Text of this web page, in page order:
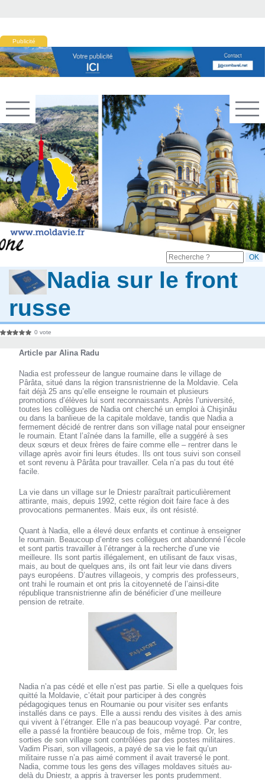
Publicité
Nadia sur le front
russe
0 vote
Article par Alina Radu
Nadia est professeur de langue roumaine dans le village de
Pârâta, situé dans la région transnistrienne de la Moldavie. Cela
fait déjà 25 ans qu’elle enseigne le roumain et plusieurs
promotions d’élèves lui sont reconnaissants. Après l’université,
toutes les collègues de Nadia ont cherché un emploi à Chişinău
ou dans la banlieue de la capitale moldave, tandis que Nadia a
fermement décidé de rentrer dans son village natal pour enseigner
le roumain. Etant l’aînée dans la famille, elle a suggéré à ses
deux sœurs et deux frères de faire comme elle – rentrer dans le
village après avoir fini leurs études. Ils ont tous suivi son conseil
et sont revenu à Pârâta pour travailler. Cela n’a pas du tout été
facile.
La vie dans un village sur le Dniestr paraîtrait particulièrement
attirante, mais, depuis 1992, cette région doit faire face à des
provocations permanentes. Mais eux, ils ont résisté.
Quant à Nadia, elle a élevé deux enfants et continue à enseigner
le roumain. Beaucoup d’entre ses collègues ont abandonné l’école
et sont partis travailler à l’étranger à la recherche d’une vie
meilleure. Ils sont partis illégalement, en utilisant de faux visas,
mais, au bout de quelques ans, ils ont fait leur vie dans divers
pays européens. D’autres villageois, y compris des professeurs,
ont trahi le roumain et ont pris la citoyenneté de l’ainsi-dite
république transnistrienne afin de bénéficier d’une meilleure
pension de retraite.
Nadia n’a pas cédé et elle n’est pas partie. Si elle a quelques fois
quitté la Moldavie, c’était pour participer à des congrès
pédagogiques tenus en Roumanie ou pour visiter ses enfants
installés dans ce pays. Elle a aussi rendu des visites à des amis
qui vivent à l’étranger. Elle n’a pas beaucoup voyagé. Par contre,
elle a passé la frontière beaucoup de fois, même trop. Or, les
sorties de son village sont contrôlées par des postes militaires.
Vadim Pisari, son villageois, a payé de sa vie le fait qu’un
militaire russe n’a pas aimé comment il avait traversé le pont.
Nadia, comme tous les gens des villages moldaves situés au-
delà du Dniestr, a appris à traverser les ponts prudemment.